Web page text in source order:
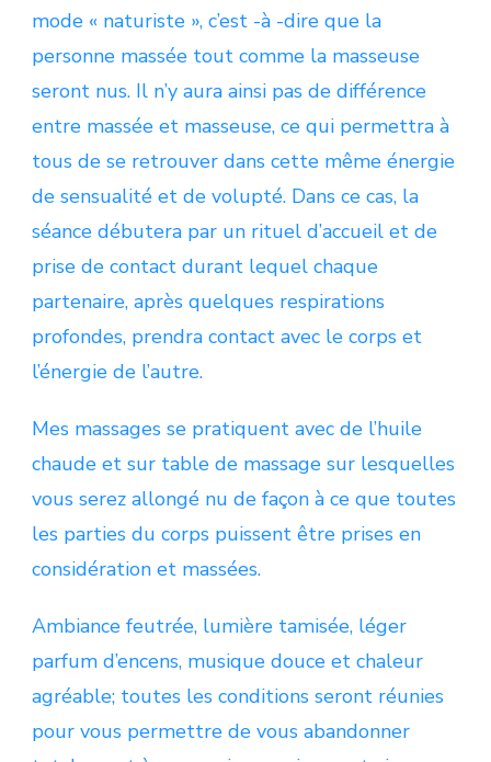
mode « naturiste », c’est -à -dire que la
personne massée tout comme la masseuse
seront nus. Il n’y aura ainsi pas de différence
entre massée et masseuse, ce qui permettra à
tous de se retrouver dans cette même énergie
de sensualité et de volupté. Dans ce cas, la
séance débutera par un rituel d’accueil et de
prise de contact durant lequel chaque
partenaire, après quelques respirations
profondes, prendra contact avec le corps et
l’énergie de l’autre.
Mes massages se pratiquent avec de l’huile
chaude et sur table de massage sur lesquelles
vous serez allongé nu de façon à ce que toutes
les parties du corps puissent être prises en
considération et massées.
Ambiance feutrée, lumière tamisée, léger
parfum d’encens, musique douce et chaleur
agréable; toutes les conditions seront réunies
pour vous permettre de vous abandonner